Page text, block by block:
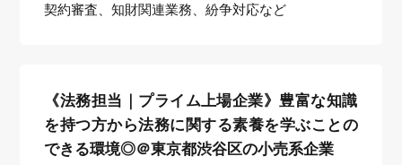
契約審査、知財関連業務、紛争対応など
《法務担当｜プライム上場企業》豊富な知識
を持つ方から法務に関する素養を学ぶことの
できる環境◎＠東京都渋谷区の小売系企業